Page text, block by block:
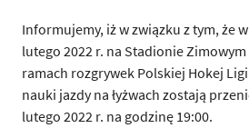
Informujemy, iż w związku z tym, że w
lutego 2022 r. na Stadionie
ramach rozgrywek Polskiej Hokej
nauki jazdy na łyżwach zostają
lutego 2022 r. na godzinę 19:00.